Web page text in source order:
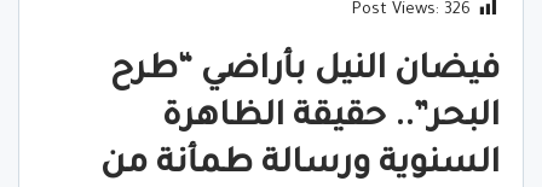
Post Views: 326
فيضان النيل بأراضي “طرح
البحر”.. حقيقة الظاهرة
السنوية ورسالة طمأنة من